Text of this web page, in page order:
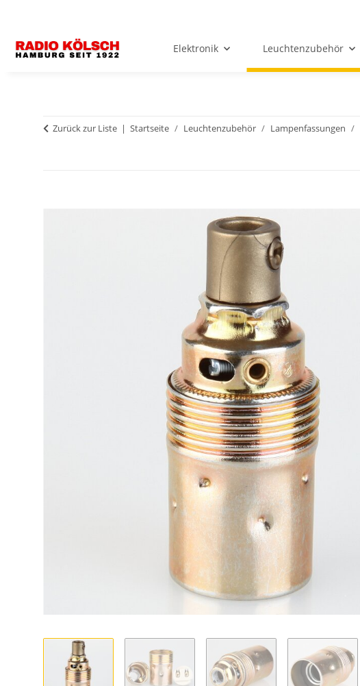
Elektronik Leuchtenzubehör
Zurück zur Liste Startseite Leuchtenzubehör Lampenfassungen